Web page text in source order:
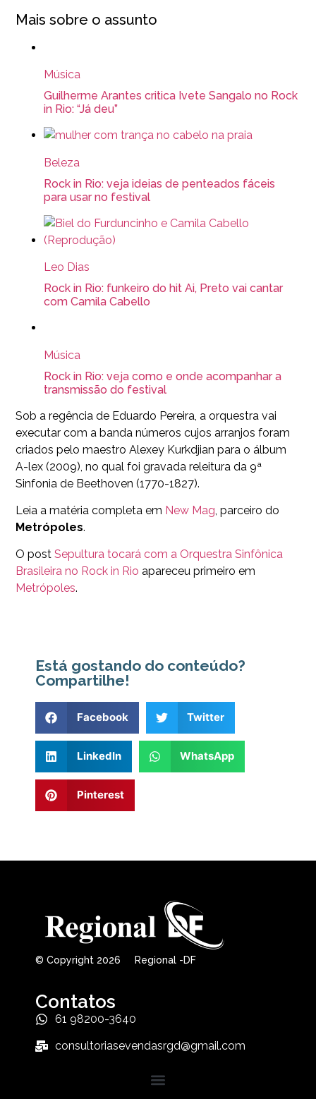
Mais sobre o assunto
Música
Guilherme Arantes critica Ivete Sangalo no Rock
in Rio: “Já deu”
Beleza
Rock in Rio: veja ideias de penteados fáceis
para usar no festival
Leo Dias
Rock in Rio: funkeiro do hit Ai, Preto vai cantar
com Camila Cabello
Música
Rock in Rio: veja como e onde acompanhar a
transmissão do festival
Sob a regência de Eduardo Pereira, a orquestra vai
executar com a banda números cujos arranjos foram
criados pelo maestro Alexey Kurkdjian para o álbum
A-lex (2009), no qual foi gravada releitura da 9ª
Sinfonia de Beethoven (1770-1827).
Leia a matéria completa em New Mag, parceiro do
Metrópoles.
O post Sepultura tocará com a Orquestra Sinfônica
Brasileira no Rock in Rio apareceu primeiro em
Metrópoles.
Está gostando do conteúdo?
Compartilhe!
Facebook Twitter
LinkedIn WhatsApp
Pinterest
© Copyright 2026 Regional -DF
Contatos
61 98200-3640
consultoriasevendasrgd@gmail.com